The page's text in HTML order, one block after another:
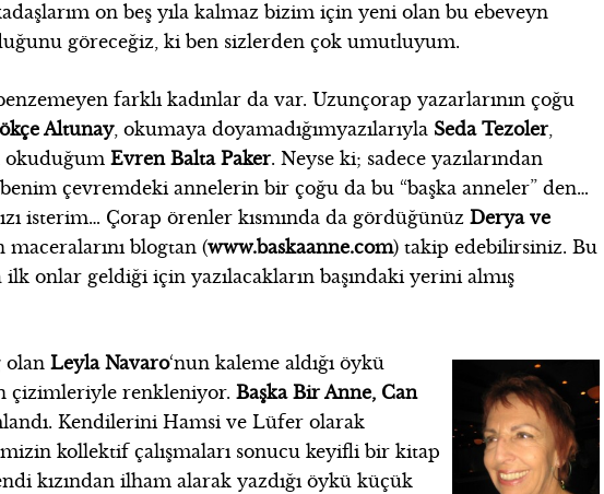
on beş yıla kalmaz bizim için yeni olan bu ebeveyn
göreceğiz, ki ben sizlerden çok umutluyum.
farklı kadınlar da var. Uzunçorap yazarlarının çoğu
Altunay, okumaya doyamadığımyazılarıyla Seda Tezoler,
okuduğumEvren Balta Paker. Neyse ki; sadece yazılarından
çevremdeki annelerin bir çoğu da bu “başka anneler” den…
isterim… Çorap örenler kısmında da gördüğünüzDerya ve
maceralarını blogtan (www.baskaanne.com) takip edebilirsiniz. Bu
onlar geldiği için yazılacakların başındaki yerini almış
olanLeyla Navaro‘nun kaleme aldığı öykü
çizimleriyle renkleniyor.Başka Bir Anne, Can
Kendilerini Hamsi ve Lüfer olarak
kollektif çalışmaları sonucu keyifli bir kitap
kızından ilham alarak yazdığı öykü küçük